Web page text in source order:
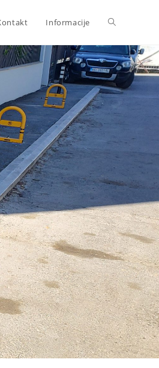
Informacije